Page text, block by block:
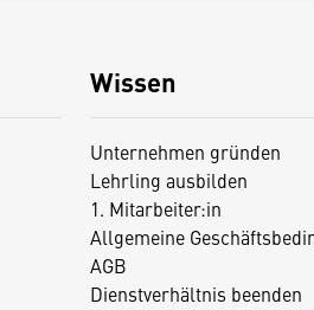
Wissen
Unternehmen gründen
Lehrling ausbilden
1. Mitarbeiter:in
Allgemeine
AGB
Dienstverhältnis beenden